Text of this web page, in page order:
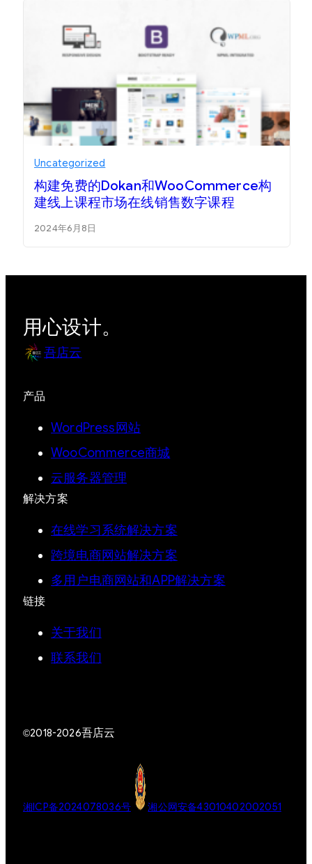
Uncategorized
构建免费的Dokan和WooCommerce构
建线上课程市场在线销售数字课程
2024年6月8日
用心设计。
吾店云
产品
WordPress网站
WooCommerce商城
云服务器管理
解决方案
在线学习系统解决方案
跨境电商网站解决方案
多用户电商网站和APP解决方案
链接
关于我们
联系我们
©2018-2026吾店云
湘ICP备2024078036号 湘公网安备43010402002051